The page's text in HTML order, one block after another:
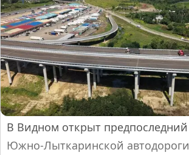
В Видном открыт предпоследний
Южно-Лыткаринской